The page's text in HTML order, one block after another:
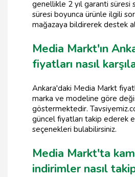
genellikle 2 yıl garanti süresi
süresi boyunca ürünle ilgili
mağazaya bildirerek destek
Media Markt'ın
fiyatları nasıl
Ankara'daki Media Markt
marka ve modeline göre
göstermektedir.
güncel fiyatları takip ederek
seçenekleri bulabilirsiniz.
Media Markt'ta
indirimler nasıl